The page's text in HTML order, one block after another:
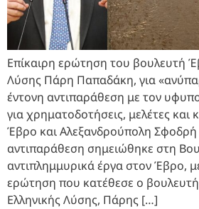
Επίκαιρη ερώτηση του βουλευτή
Λύσης Πάρη Παπαδάκη, για
έντονη αντιπαράθεση με τον
για χρηματοδοτήσεις, μελέτες και
Έβρο και Αλεξανδρούπολη Σφοδρή
αντιπαράθεση σημειώθηκε στη
αντιπλημμυρικά έργα στον Έβρο,
ερώτηση που κατέθεσε ο
Ελληνικής Λύσης, Πάρης […]